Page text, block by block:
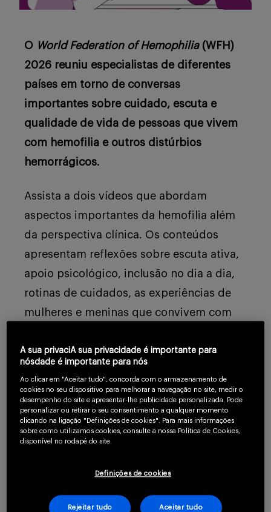
Cadastrar
Buscar
O World Federation of Hemophilia(WFH)
2026 reuniu especialistas de diferentes
países em torno de conversas
importantes sobre cuidado, escuta e
qualidade de vida de pessoas que vivem
com hemofilia e outros distúrbios
hemorrágicos.
Assista a dois vídeos que abordam
aspectos importantes da hemofilia além
da perspectiva clínica. Os conteúdos
apresentam reflexões sobre escuta ativa,
apoio psicológico, inclusão no dia a dia,
rotinas de cuidados, as experiências de
mulheres e meninas que convivem com
suporte e os desafios vividos por
A sua privaciA sua privacidade é importante para
nósdade é importante para nós
Ao clicar em "Aceitar tudo", concorda com o armazenamento de
cookies no seu dispositivo para melhorar a navegação no site, medir o
desempenho do site e apresentar-lhe publicidade personalizada. Pode
personalizar ou retirar o seu consentimento a qualquer momento
clicando na ligação "Definições de cookies". Para mais informações
sobre como utilizamos cookies, consulte a nossa Política de Cookies,
disponível no rodapé do site.
Definições de cookies
Rejeitar tudo Aceitar tudo